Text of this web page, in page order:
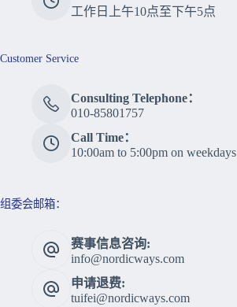
工作日上午10点至下午5点
Customer Service
Consulting Telephone：
010-85801757
Call Time：
10:00am to 5:00pm on weekdays
组委会邮箱：
赛事信息咨询:
info@nordicways.com
申请退费:
tuifei@nordicways.com